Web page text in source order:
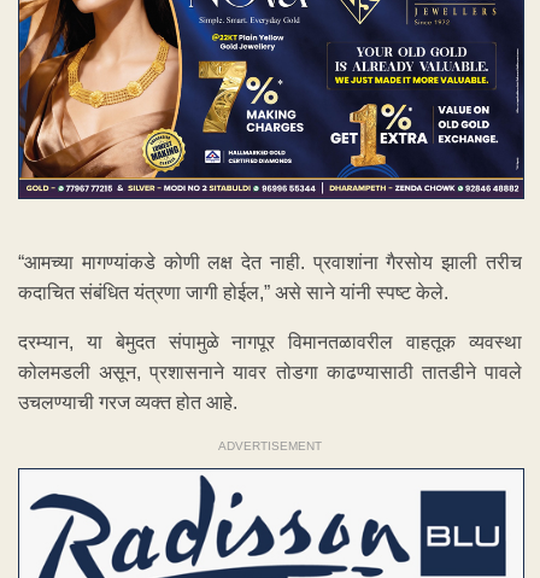
“आमच्या मागण्यांकडे कोणी लक्ष देत नाही. प्रवाशांना गैरसोय झाली तरीच
कदाचित संबंधित यंत्रणा जागी होईल,” असे साने यांनी स्पष्ट केले.
दरम्यान, या बेमुदत संपामुळे नागपूर विमानतळावरील वाहतूक व्यवस्था
कोलमडली असून, प्रशासनाने यावर तोडगा काढण्यासाठी तातडीने पावले
उचलण्याची गरज व्यक्त होत आहे.
ADVERTISEMENT